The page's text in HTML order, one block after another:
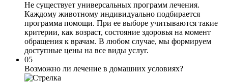
Не существует универсальных программ лечения.
Каждому животному индивидуально подбирается
программа помощи. При ее выборе учитываются такие
критерии, как возраст, состояние здоровья на момент
обращения к врачам. В любом случае, мы формируем
доступные цены на все виды услуг.
05
Возможно ли лечение в домашних условиях?